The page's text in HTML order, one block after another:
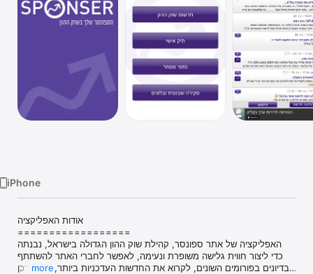
TV
iPhone
אודות האפליקציה
==================
האפליקציה של אתר ספונסר, קהילת שוק ההון הגדולה בישראל, נבנתה
כדי ליצור חווית גלישה משופרת ונעימה, לאפשר לחברי האתר להשתתף
בדיונים בפורומים השונים, לקרוא את החדשות העדכניות ביותר, להתעדכן
more